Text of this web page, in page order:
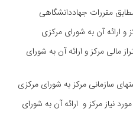
مالی مرکز و ارائه آن به شورای
نیاز مرکز و ارائه آن به شورای